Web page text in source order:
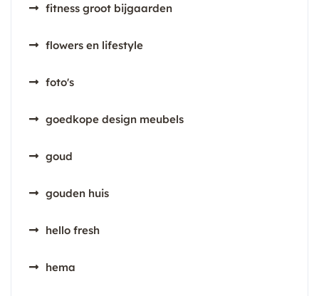
fitness groot bijgaarden
flowers en lifestyle
foto's
goedkope design meubels
goud
gouden huis
hello fresh
hema